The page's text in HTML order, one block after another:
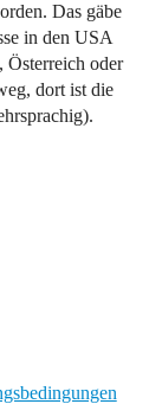
Das gäbe
in den USA
Österreich oder
dort ist die